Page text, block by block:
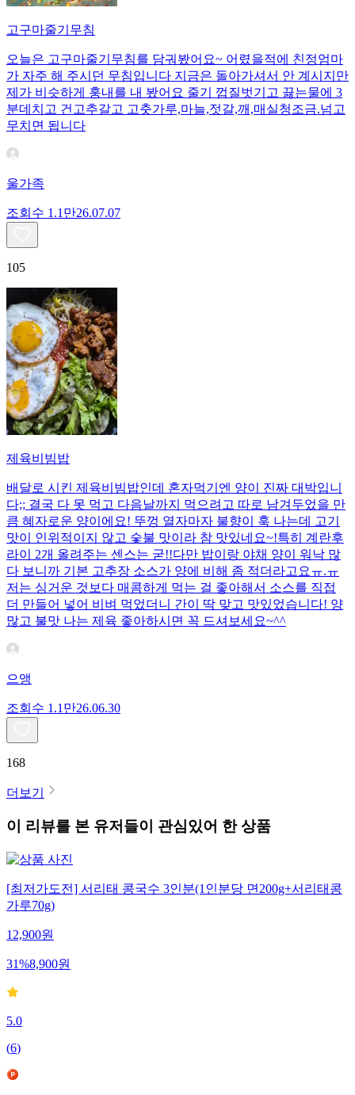
고구마줄기무침
오늘은 고구마줄기무침를 담궈봤어요~ 어렸을적에 친정엄마
가 자주 해 주시던 무침입니다 지금은 돌아가셔서 안 계시지만
제가 비슷하게 훙내를 내 봤어요 줄기 껍질벗기고 끓는물에 3
분데치고 건고추갈고 고춧가루,마늘,젓갈,깨,매실청조금.넘고
무치면 됩니다
울가족
조회수 1.1만26.07.07
105
제육비빔밥
배달로 시킨 제육비빔밥인데 혼자먹기엔 양이 진짜 대박입니
다;; 결국 다 못 먹고 다음날까지 먹으려고 따로 남겨두었을 만
큼 혜자로운 양이에요! 뚜껑 열자마자 불향이 훅 나는데 고기
맛이 인위적이지 않고 숯불 맛이라 참 맛있네요~!특히 계란후
라이 2개 올려주는 센스는 굳!! ​다만 밥이랑 야채 양이 워낙 많
다 보니까 기본 고추장 소스가 양에 비해 좀 적더라고요ㅠ.ㅠ
저는 싱거운 것보다 매콤하게 먹는 걸 좋아해서 소스를 직접
더 만들어 넣어 비벼 먹었더니 간이 딱 맞고 맛있었습니다! 양
많고 불맛 나는 제육 좋아하시면 꼭 드셔보세요~^^
으앵
조회수 1.1만26.06.30
168
더보기
이 리뷰를 본 유저들이 관심있어 한 상품
[최저가도전] 서리태 콩국수 3인분(1인분당 면200g+서리태콩
가루70g)
12,900원
31%8,900원
5.0
(6)